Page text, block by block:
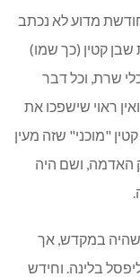
מדוע לא נכתב
שבן קטין (כך שמו)
כלי שרת, וכל דבר
ראוי שישפכו את
"מוכני" שזה מעין
האדמה, ושם היה
שהיה במקדש, אך
בלינה. וחידש